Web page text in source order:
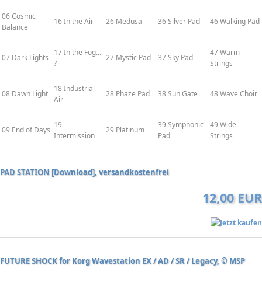
06 Cosmic
Balance
16 In the Air 26 Medusa 36 Silver Pad 46 Walking Pad
07 Dark Lights
17 In the Fog...
?
27 Mystic Pad 37 Sky Pad
47 Warm
Strings
08 Dawn Light
18 Industrial
Air
28 Phaze Pad 38 Sun Gate 48 Wave Choir
09 End of Days
19
Intermission
29 Platinum
39 Symphonic
Pad
49 Wide
Strings
PAD STATION [Download], versandkostenfrei
12,00 EUR
FUTURE SHOCK for Korg Wavestation EX / AD / SR / Legacy, © MSP